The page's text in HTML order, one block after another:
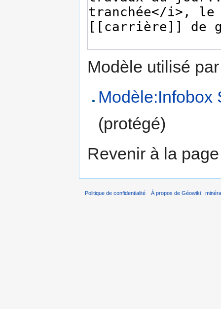
Modèle utilisé
Modèle:Infobox
(protégé)
Revenir à la
Politique de confidentialité À propos de Géowiki :